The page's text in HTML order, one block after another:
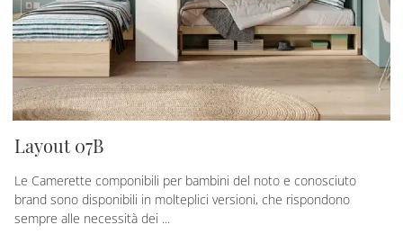
Layout 07B
Le Camerette componibili per bambini del noto e conosciuto
brand sono disponibili in molteplici versioni, che rispondono
sempre alle necessità dei ...